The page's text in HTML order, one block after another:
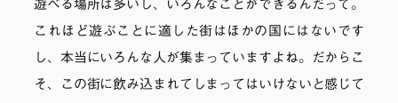
遊べる場所は多いし、いろんなことができるんだって。
これほど遊ぶことに適した街はほかの国にはないです
し、本当にいろんな人が集まっていますよね。だからこ
そ、この街に飲み込まれてしまってはいけないと感じて